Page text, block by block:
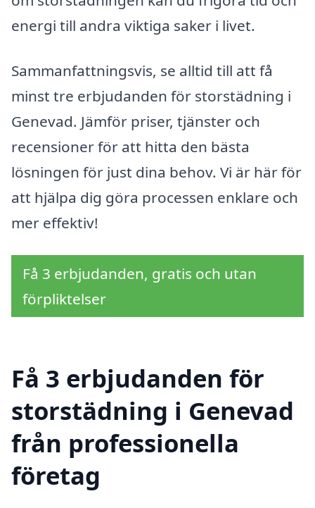
energi till andra viktiga saker i livet.
Sammanfattningsvis, se alltid till att få
minst tre erbjudanden för storstädning i
Genevad. Jämför priser, tjänster och
recensioner för att hitta den bästa
lösningen för just dina behov. Vi är här för
att hjälpa dig göra processen enklare och
mer effektiv!
Få 3 erbjudanden, gratis och utan
förpliktelser
Få 3 erbjudanden för
storstädning i Genevad
från professionella
företag